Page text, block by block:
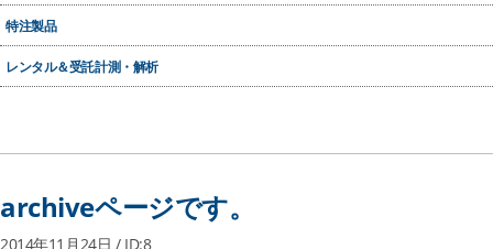
特注製品
レンタル＆受託計測・解析
archiveページです。
2014年11月24日 / ID:8